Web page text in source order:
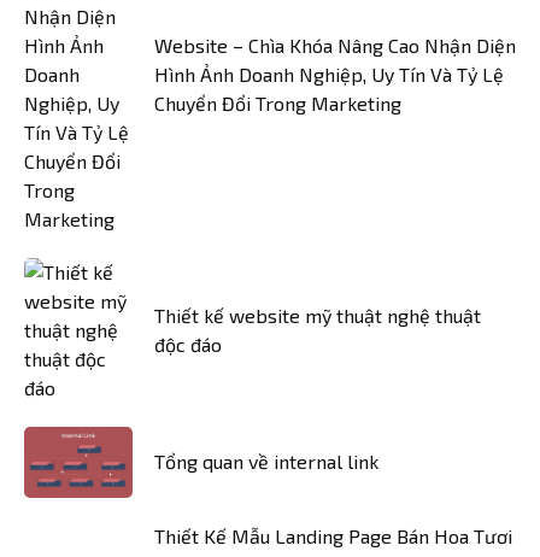
Website – Chìa Khóa Nâng Cao Nhận Diện
Hình Ảnh Doanh Nghiệp, Uy Tín Và Tỷ Lệ
Chuyển Đổi Trong Marketing
Thiết kế website mỹ thuật nghệ thuật
độc đáo
Tổng quan về internal link
Thiết Kế Mẫu Landing Page Bán Hoa Tươi